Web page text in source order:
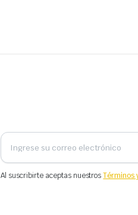
Al suscribirte aceptas nuestrosTérminos